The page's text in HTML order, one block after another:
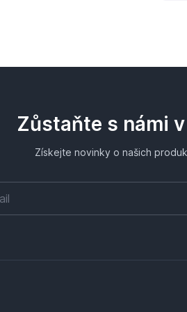
Zůstaňte s námi
Získejte novinky o našich